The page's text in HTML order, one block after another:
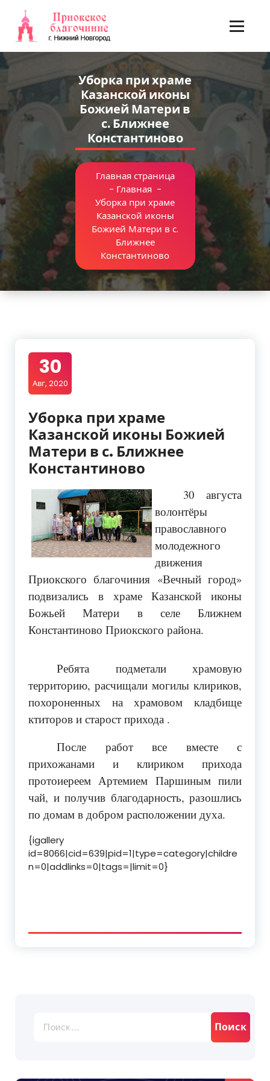
содержимому
Уборка при храме
Казанской иконы
Божией Матери в
с. Ближнее
Константиново
Главная страница
- Главная-
Уборка при храме
Казанской иконы
Божией Матери в с.
Ближнее
Константиново
30
Авг, 2020
Уборка при храме
Казанской иконы Божией
Матери в с. Ближнее
Константиново
30 августа
волонтёры
православного
молодежного
движения
Приокского благочиния «Вечный город»
подвизались в храме Казанской иконы
Божьей Матери в селе Ближнем
Константиново Приокского района.
Ребята подметали храмовую
территорию, расчищали могилы клириков,
похороненных на храмовом кладбище
ктиторов и старост прихода .
После работ все вместе с
прихожанами и клириком прихода
протоиереем Артемием Паршиным пили
чай, и получив благодарность, разошлись
по домам в добром расположении духа.
{igallery
id=8066|cid=639|pid=1|type=category|childre
n=0|addlinks=0|tags=|limit=0}